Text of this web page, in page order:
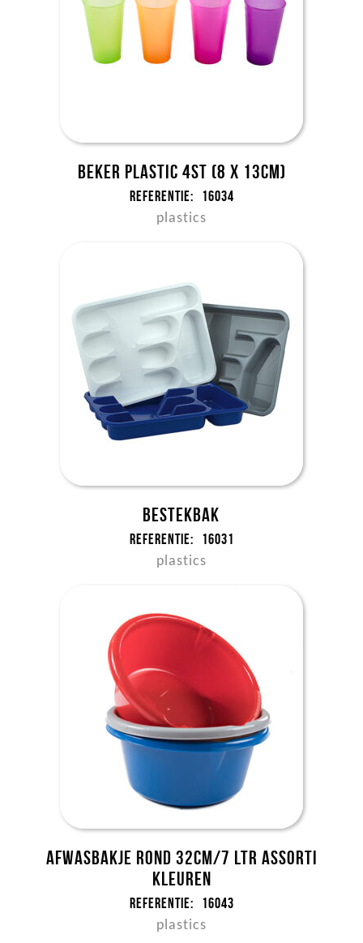
Beker plastic 4st (8 x 13cm)
Referentie: 16034
plastics
Bestekbak
Referentie: 16031
plastics
Afwasbakje rond 32cm/7 ltr assorti
kleuren
Referentie: 16043
plastics